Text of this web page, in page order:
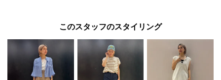
このスタッフのスタイリング